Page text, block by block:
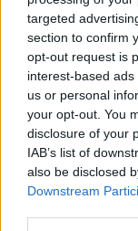
targeted
section to confirm
opt-out request is
interest-based
us or personal
your opt-out. You
disclosure of your
IAB’s list of
also be disclosed
Downstream
By
HiLight
Σε
Pro XL
By